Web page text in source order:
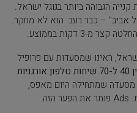
הגבוהה ביותר בגוגל ישראל.
אביב" – כבר רעב. הוא לא מחקר.
3 דקות בממוצע.
ראינו שמסעדות עם פרופיל
בין 40 ל-70 שיחות טלפון אורגניות
שמתחילה היום מאפס,